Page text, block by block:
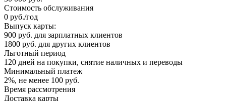
Стоимость обслуживания
0 руб./год
Выпуск карты:
900 руб. для зарплатных клиентов
1800 руб. для других клиентов
Льготный период
120 дней на покупки, снятие наличных и переводы
Минимальный платеж
2%, не менее 100 руб.
Время рассмотрения
Доставка карты